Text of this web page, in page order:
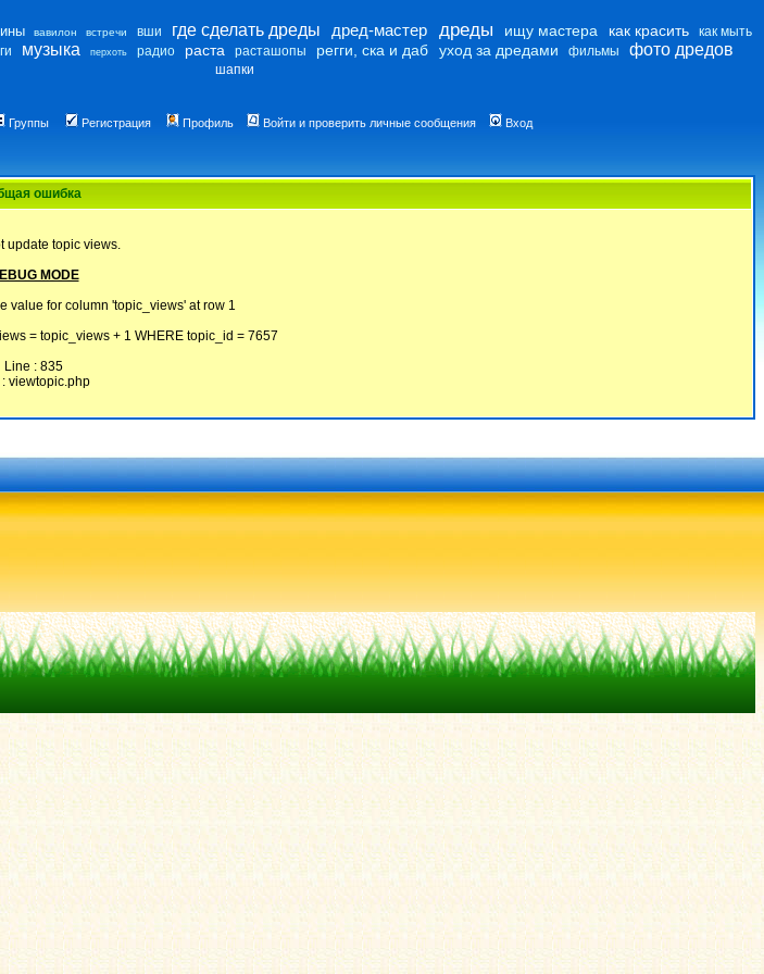
вавилон встречи вши где сделать дреды дред-мастер дреды ищу мастера как красить как мыть
музыка перхоть радио раста расташопы регги, ска и даб уход за дредами фильмы фото дредов
шапки
Группы Регистрация Профиль Войти и проверить личные сообщения Вход
ошибка
update topic views.
MODE
value for column 'topic_views' at row 1
= topic_views + 1 WHERE topic_id = 7657
Line : 835
: viewtopic.php